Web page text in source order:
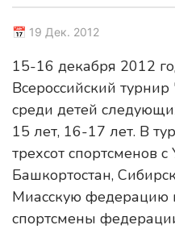
📅 19 Дек. 2012
15-16 декабря 2012
Всероссийский
среди детей
15 лет, 16-17 лет. В
трехсот спортсменов
Башкортостан,
Миасскую федерацию
спортсмены